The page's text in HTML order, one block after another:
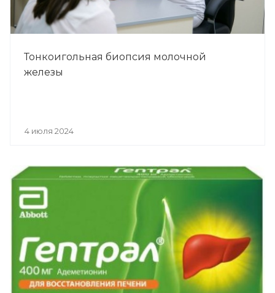
Тонкоигольная биопсия молочной
железы
4 июля 2024